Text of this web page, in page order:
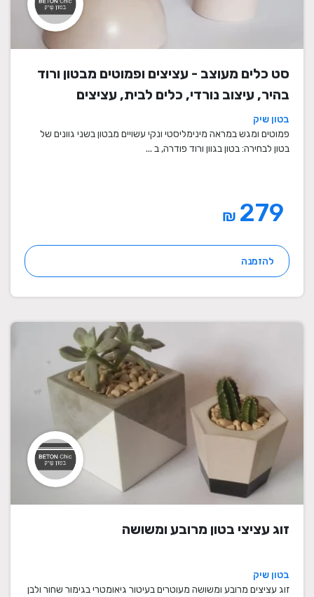
סט כלים מעוצב - עציצים ופמוטים מבטון ורוד
בהיר, עיצוב נורדי, כלים לבית, עציצים
מעוצבים, עציצי בטון, פמוטים לשבת, עציצים
מבטון, מתנה לבית
בטון שיק
פמוטים ומגש במראה מינימליסטי ונקי עשויים מבטון בשני גוונים של
בטון לבחירה: בטון בגוון ורוד פודרה, ב ...
₪
להזמנה
זוג עציצי בטון מרובע ומשושה
בטון שיק
זוג עציצים מרובע ומשושה מעוטרים בעיטור גיאומטרי בגימור שחור ולבן